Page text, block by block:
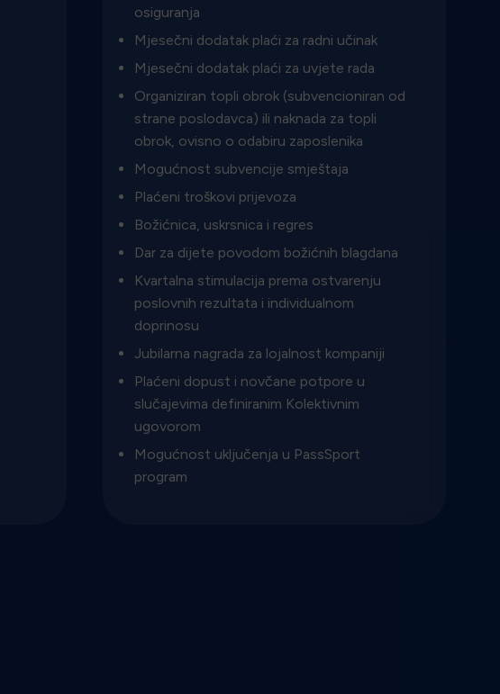
osiguranja
Mjesečni dodatak plaći za radni učinak
Mjesečni dodatak plaći za uvjete rada
Organiziran topli obrok (subvencioniran od
strane poslodavca) ili naknada za topli
obrok, ovisno o odabiru zaposlenika
Mogućnost subvencije smještaja
Plaćeni troškovi prijevoza
Božićnica, uskrsnica i regres
Dar za dijete povodom božićnih blagdana
Kvartalna stimulacija prema ostvarenju
poslovnih rezultata i individualnom
doprinosu
Jubilarna nagrada za lojalnost kompaniji
Plaćeni dopust i novčane potpore u
slučajevima definiranim Kolektivnim
ugovorom
Mogućnost uključenja u PassSport
program